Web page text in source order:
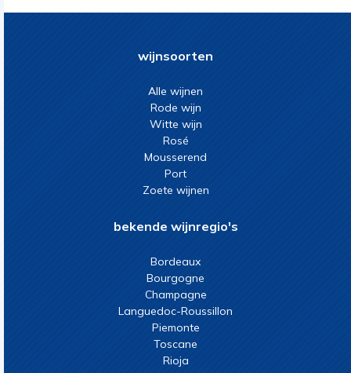
wijnsoorten
Alle wijnen
Rode wijn
Witte wijn
Rosé
Mousserend
Port
Zoete wijnen
bekende wijnregio's
Bordeaux
Bourgogne
Champagne
Languedoc-Roussillon
Piemonte
Toscane
Rioja